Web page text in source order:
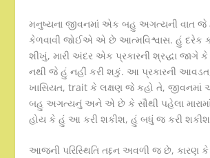
મનુષ્યના જીવનમાં એક બહુ અગત્યની વાત જે
કેળવાવી જોઈએ એ છે આત્મવિશ્વાસ. હું દરેક
શીખું, મારી અંદર એક પ્રકારની શ્રદ્ધા જાગે
નથી જે હું નહીં કરી શકું. આ પ્રકારની
ખાસિયત, trait કે લક્ષણ જે કહો તે, જીવનમાં
બહુ અગત્યનું અને એ છે કે સૌથી પહેલા
હોય કે હું આ કરી શકીશ, હું બધું જ કરી
આજની પરિસ્થિતિ તદ્દન અવળી જ છે,